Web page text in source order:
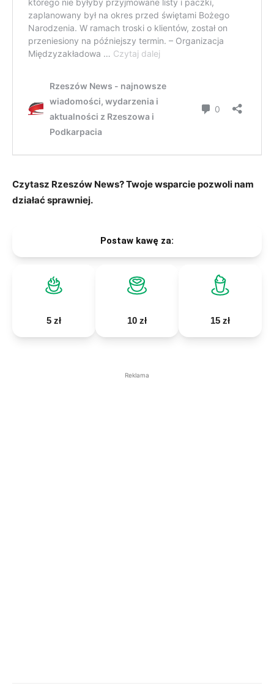
Czytasz Rzeszów News? Twoje wsparcie pozwoli nam
działać sprawniej.
Postaw kawę za:
5 zł 10 zł 15 zł
Reklama